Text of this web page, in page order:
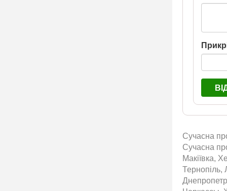
Сучасна
Сучасна
Макіївка,
Тернопіль,